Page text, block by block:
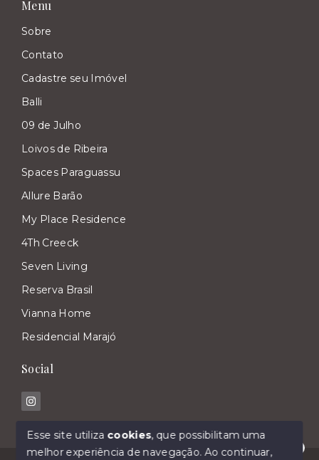
Menu
Sobre
Contato
Cadastre seu Imóvel
Balli
09 de Julho
Loivos de Ribeira
Spaces Paraguassu
Allure Barão
My Place Residence
4Th Creeck
Seven Living
Reserva Brasil
Vianna Home
Residencial Marajó
Social
Esse site utiliza cookies, que possibilitam uma
melhor experiência de navegação.Ao continuar,